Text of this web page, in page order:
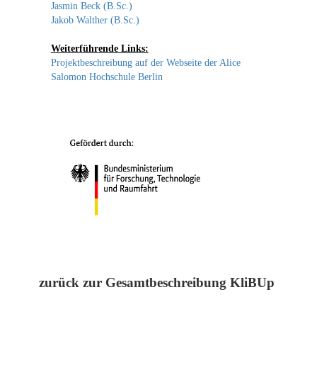
Jasmin Beck (B.Sc.)
Jakob Walther (B.Sc.)
Weiterführende Links:
Projektbeschreibung auf der Webseite der Alice
Salomon Hochschule Berlin
zurück zur Gesamtbeschreibung KliBUp